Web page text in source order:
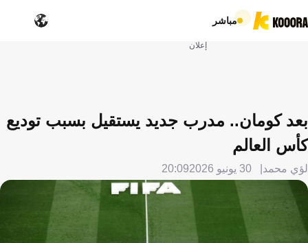
مباشر
إعلان
بعد كومان.. مدرب جديد يستقيل بسبب توديع
كأس العالم
لؤي محمد 30 يونيو 2026 20:09